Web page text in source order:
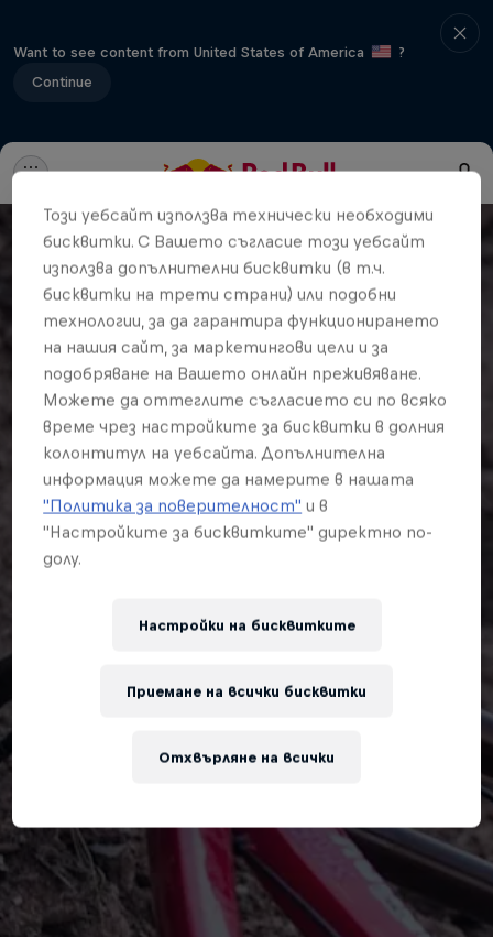
Want to see content from United States of America
?
Continue
Този уебсайт използва технически необходими
бисквитки. С Вашето съгласие този уебсайт
използва допълнителни бисквитки (в т.ч.
бисквитки на трети страни) или подобни
технологии, за да гарантира функционирането
на нашия сайт, за маркетингови цели и за
подобряване на Вашето онлайн преживяване.
Можете да оттеглите съгласието си по всяко
време чрез настройките за бисквитки в долния
колонтитул на уебсайта. Допълнителна
информация можете да намерите в нашата
"Политика за поверителност" и в
"Настройките за бисквитките" директно по-
долу.
Настройки на бисквитките
Отхвърляне на всички
Приемане на всички бисквитки